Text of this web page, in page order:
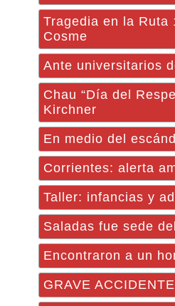
Tragedia en la Ruta
Cosme
Ante universitarios
Chau “Día del
Kirchner
En medio del
Corrientes: alerta
Taller: infancias y
Saladas fue sede
Encontraron a un
GRAVE